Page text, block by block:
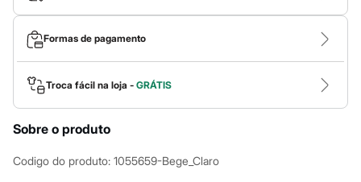
Shorts e Bermudas
Vestidos
Acessórios
Bolsas
Bonés e Chapéus
Bijoux
Cintos
Relógios
Botas
Formas de pagamento
Troca fácil na loja - GRÁTIS
Sobre o produto
Codigo do produto: 1055659-Bege_Claro